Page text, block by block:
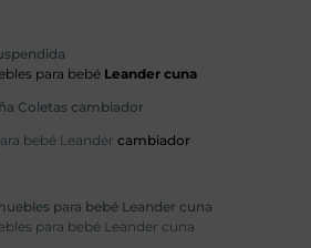
para bebé Leander cuna
bebé Leander cambiador
para bebé Leander cuna